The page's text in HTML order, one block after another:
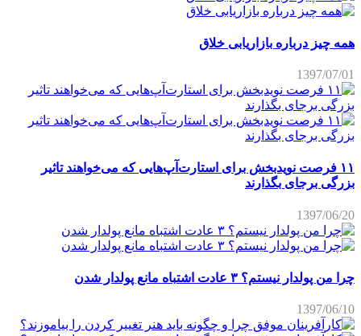
همه چیز درباره بازاریابی خلاق
1397/07/01
۱۱ فرصت نویدبخش برای استارت‌آپ‌هایی که می‌خواهند تاثیر
بزرگی برجای بگذارند
1397/06/20
چرا من پولدار نیستم؟ ۳ عادت اشتباه مانع پولدار شدن
1397/06/10